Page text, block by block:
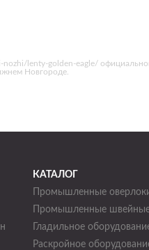
lenty-golden-eagle/
Новгороде.
КАТАЛОГ
Промышленные
Промышленные
Гладильное
Раскройное